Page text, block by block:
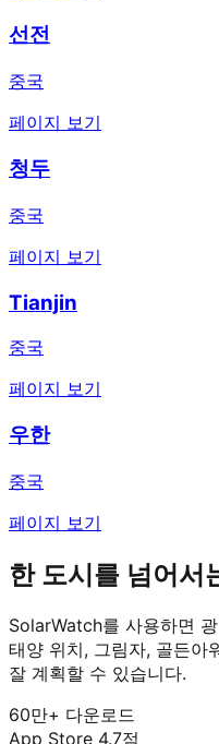
선전
중국
페이지 보기
청두
중국
페이지 보기
Tianjin
중국
페이지 보기
우한
중국
페이지 보기
한 도시를 넘어서
SolarWatch를 사용하면
태양 위치, 그림자, 골든아
잘 계획할 수 있습니다.
60만+ 다운로드
App Store 4.7점